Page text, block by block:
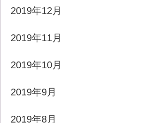
2019年12月
2019年11月
2019年10月
2019年9月
2019年8月